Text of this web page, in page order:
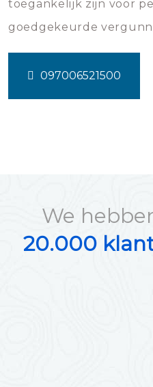
toegankelijk zijn voor
goedgekeurde
097006521500
We
20.000